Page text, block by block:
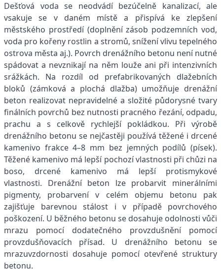
Dešťová voda se neodvádí bezúčelně kanalizací, ale
vsakuje se v daném místě a přispívá ke zlepšení
městského prostředí (doplnění zásob podzemních vod,
voda pro kořeny rostlin a stromů, snížení vlivu tepelného
ostrova města aj.). Povrch drenážního betonu není nutné
spádovat a nevznikají na něm louže ani při intenzivních
srážkách. Na rozdíl od prefabrikovaných dlažebních
bloků (zámková a plochá dlažba) umožňuje drenážní
beton realizovat nepravidelné a složité půdorysné tvary
finálních povrchů bez nutnosti pracného řezání, odpadu,
prachu a s celkově rychlejší pokládkou. Při výrobě
drenážního betonu se nejčastěji používá těžené i drcené
kamenivo frakce 4–8 mm bez jemných podílů (písek).
Těžené kamenivo má lepší pochozí vlastnosti při chůzi na
boso, drcené kamenivo má lepší protismykové
vlastnosti. Drenážní beton lze probarvit minerálními
pigmenty, probarvení v celém objemu betonu pak
zajišťuje barevnou stálost i v případě povrchového
poškození. U běžného betonu se dosahuje odolnosti vůči
mrazu pomocí dodatečného provzdušnění pomocí
provzdušňovacích přísad. U drenážního betonu se
mrazuvzdornosti dosahuje pomocí otevřené struktury
betonu.